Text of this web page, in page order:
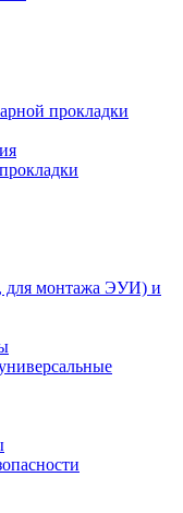
прокладки
для монтажа ЭУИ) и